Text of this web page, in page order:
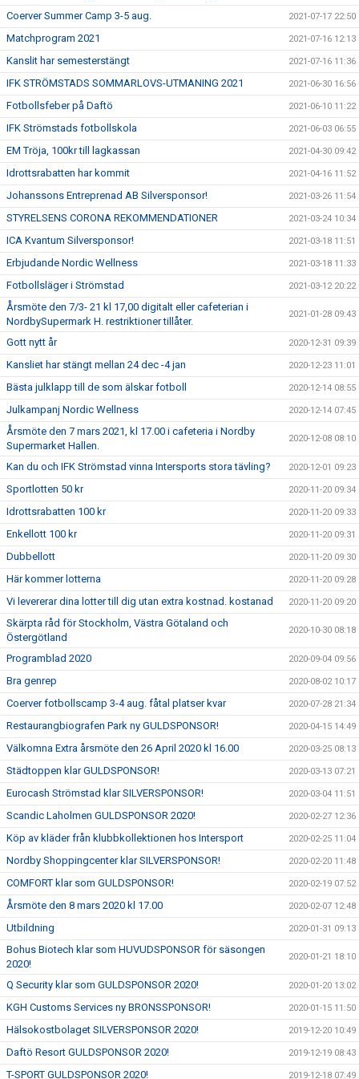
Coerver Summer Camp 3-5 aug. 2021-07-17 22:50
Matchprogram 2021 2021-07-16 12:13
Kanslit har semesterstängt 2021-07-16 11:36
IFK STRÖMSTADS SOMMARLOVS-UTMANING 2021 2021-06-30 16:56
Fotbollsfeber på Daftö 2021-06-10 11:22
IFK Strömstads fotbollskola 2021-06-03 06:55
EM Tröja, 100kr till lagkassan 2021-04-30 09:42
Idrottsrabatten har kommit 2021-04-16 11:52
Johanssons Entreprenad AB Silversponsor! 2021-03-26 11:54
STYRELSENS CORONA REKOMMENDATIONER 2021-03-24 10:34
ICA Kvantum Silversponsor! 2021-03-18 11:51
Erbjudande Nordic Wellness 2021-03-18 11:33
Fotbollsläger i Strömstad 2021-03-12 20:22
Årsmöte den 7/3- 21 kl 17,00 digitalt eller cafeterian i
NordbySupermark H. restriktioner tillåter.
2021-01-28 09:43
Gott nytt år 2020-12-31 09:39
Kansliet har stängt mellan 24 dec -4 jan 2020-12-23 11:01
Bästa julklapp till de som älskar fotboll 2020-12-14 08:55
Julkampanj Nordic Wellness 2020-12-14 07:45
Årsmöte den 7 mars 2021, kl 17.00 i cafeteria i Nordby
Supermarket Hallen.
2020-12-08 08:10
Kan du och IFK Strömstad vinna Intersports stora tävling? 2020-12-01 09:23
Sportlotten 50 kr 2020-11-20 09:34
Idrottsrabatten 100 kr 2020-11-20 09:33
Enkellott 100 kr 2020-11-20 09:31
Dubbellott 2020-11-20 09:30
Här kommer lotterna 2020-11-20 09:28
Vi levererar dina lotter till dig utan extra kostnad. kostanad 2020-11-20 09:20
Skärpta råd för Stockholm, Västra Götaland och
Östergötland
2020-10-30 08:18
Programblad 2020 2020-09-04 09:56
Bra genrep 2020-08-02 10:17
Coerver fotbollscamp 3-4 aug. fåtal platser kvar 2020-07-28 21:34
Restaurangbiografen Park ny GULDSPONSOR! 2020-04-15 14:49
Välkomna Extra årsmöte den 26 April 2020 kl 16.00 2020-03-25 08:13
Städtoppen klar GULDSPONSOR! 2020-03-13 07:21
Eurocash Strömstad klar SILVERSPONSOR! 2020-03-04 11:51
Scandic Laholmen GULDSPONSOR 2020! 2020-02-27 12:36
Köp av kläder från klubbkollektionen hos Intersport 2020-02-25 11:04
Nordby Shoppingcenter klar SILVERSPONSOR! 2020-02-20 11:48
COMFORT klar som GULDSPONSOR! 2020-02-19 07:52
Årsmöte den 8 mars 2020 kl 17.00 2020-02-07 12:48
Utbildning 2020-01-31 09:13
Bohus Biotech klar som HUVUDSPONSOR för säsongen
2020!
2020-01-21 18:10
Q Security klar som GULDSPONSOR 2020! 2020-01-20 13:02
KGH Customs Services ny BRONSSPONSOR! 2020-01-15 11:50
Hälsokostbolaget SILVERSPONSOR 2020! 2019-12-20 10:49
Daftö Resort GULDSPONSOR 2020! 2019-12-19 08:43
T-SPORT GULDSPONSOR 2020! 2019-12-18 07:49